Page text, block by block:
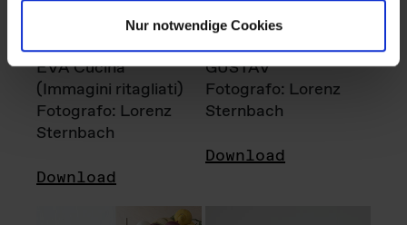
Nur notwendige Cookies
EVA Cucina
(Immagini ritagliati)
Fotografo: Lorenz
Sternbach
Download
GUSTAV
Fotografo: Lorenz
Sternbach
Download